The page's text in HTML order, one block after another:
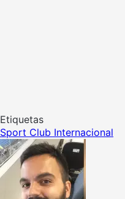
Etiquetas
Sport Club Internacional